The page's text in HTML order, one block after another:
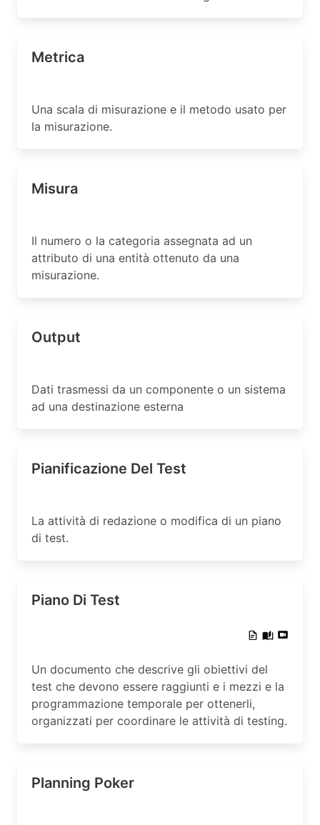
Metrica
Una scala di misurazione e il metodo usato per
la misurazione.
Misura
Il numero o la categoria assegnata ad un
attributo di una entità ottenuto da una
misurazione.
Output
Dati trasmessi da un componente o un sistema
ad una destinazione esterna
Pianificazione Del Test
La attività di redazione o modifica di un piano
di test.
Piano Di Test
Un documento che descrive gli obiettivi del
test che devono essere raggiunti e i mezzi e la
programmazione temporale per ottenerli,
organizzati per coordinare le attività di testing.
Planning Poker